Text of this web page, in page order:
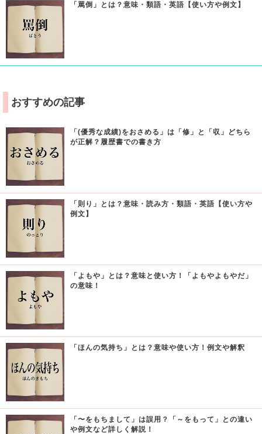
「罵倒」とは？意味・類語・英語【使い方や例文】
おすすめの記事
「(優秀な成績)をおさめる」は「修」と「収」どちら
が正解？履歴書での書き方
「則り」とは？意味・読み方・類語・英語【使い方や
例文】
「よもや」とは？意味と使い方！「よもやよもやだ」
の意味！
「ほんの気持ち」とは？意味や使い方！例文や解釈
「〜をもちまして」は誤用？「～をもって」との違い
や例文など詳しく解説！